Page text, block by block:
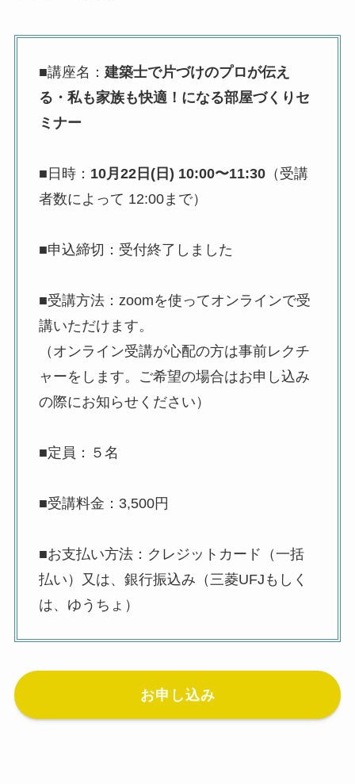
■講座名： 建築士で片づけのプロが伝え
る・私も家族も快適！になる部屋づくりセ
ミナー
■日時： 10月22日(日) 10:00〜11:30（受講
者数によって 12:00まで）
■申込締切：受付終了しました
■受講方法：zoomを使ってオンラインで受
講いただけます。
（オンライン受講が心配の方は事前レクチ
ャーをします。ご希望の場合はお申し込み
の際にお知らせください）
■定員：５名
■受講料金：3,500円
■お支払い方法：クレジットカード（一括
払い）又は、銀行振込み（三菱UFJもしく
は、ゆうちょ）
お申し込み